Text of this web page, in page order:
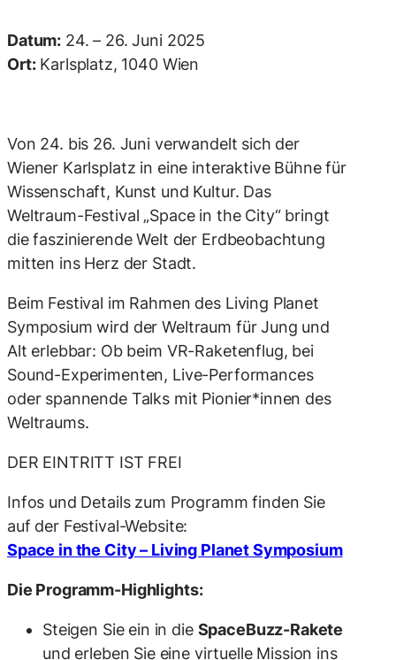
Datum: 24. – 26. Juni 2025
Ort:Karlsplatz, 1040 Wien
Von 24. bis 26. Juni verwandelt sich der
Wiener Karlsplatz in eine interaktive Bühne für
Wissenschaft, Kunst und Kultur. Das
Weltraum-Festival „Space in the City“ bringt
die faszinierende Welt der Erdbeobachtung
mitten ins Herz der Stadt.
Beim Festival im Rahmen des Living Planet
Symposium wird der Weltraum für Jung und
Alt erlebbar: Ob beim VR-Raketenflug, bei
Sound-Experimenten, Live-Performances
oder spannende Talks mit Pionier*innen des
Weltraums.
DER EINTRITT IST FREI
Infos und Details zum Programm finden Sie
auf der Festival-Website:
Space in the City – Living Planet Symposium
Die Programm-Highlights:
Steigen Sie ein in die SpaceBuzz-Rakete
und erleben Sie eine virtuelle Mission ins